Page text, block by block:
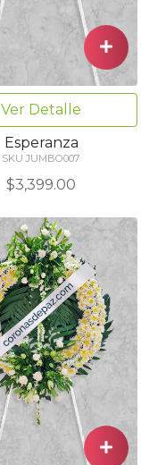
Ver Detalle
Esperanza
SKU JUMBO007
$3,399.00